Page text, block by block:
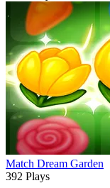
Match Dream Garden
392 Plays